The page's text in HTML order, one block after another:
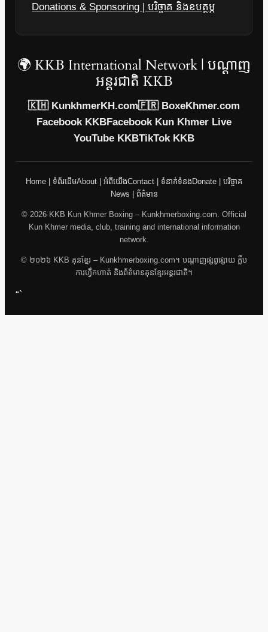
Donations & Sponsoring | បរិច្ចាគ និងឧបត្ថម្ភ
🌍 KKB International Network | បណ្តាញ
អន្តរជាតិ KKB
🇰🇭 KunkhmerKH.com🇫🇷 BoxeKhmer.com
Facebook KKBFacebook Kun Khmer Live
YouTube KKBTikTok KKB
Home | ទំព័រដើមAbout | អំពីយើងContact | ទំនាក់ទំនង Donate | បរិច្ចាគ
News | ព័ត៌មាន
© 2026 KKB Kun Khmer Boxing – Kunkhmerboxing.com. Official
Kun Khmer media, club, training and international information
network.
© ២០២៦ KKB គុនខ្មែរ – Kunkhmerboxing.com។ បណ្តាញផ្សព្វផ្សាយ ក្លឹប
ការហ្វឹកហាត់ និងព័ត៌មានគុនខ្មែរអន្តរជាតិ។
“`